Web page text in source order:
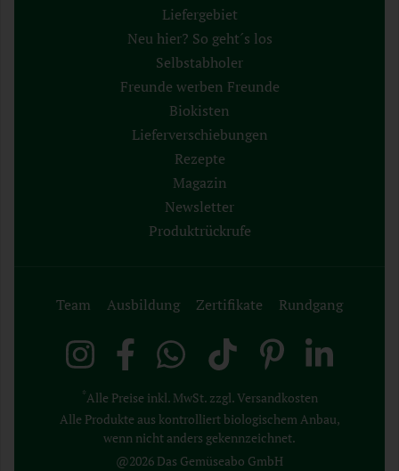
Liefergebiet
Neu hier? So geht´s los
Selbstabholer
Freunde werben Freunde
Biokisten
Lieferverschiebungen
Rezepte
Magazin
Newsletter
Produktrückrufe
Team Ausbildung Zertifikate Rundgang
*Alle Preise inkl. MwSt. zzgl. Versandkosten
Alle Produkte aus kontrolliert biologischem Anbau,
wenn nicht anders gekennzeichnet.
@2026 Das Gemüseabo GmbH